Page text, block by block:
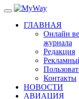
ГЛАВНАЯ
Онлайн
журнала
Редакция
Контакты
НОВОСТИ
АВИАЦИЯ